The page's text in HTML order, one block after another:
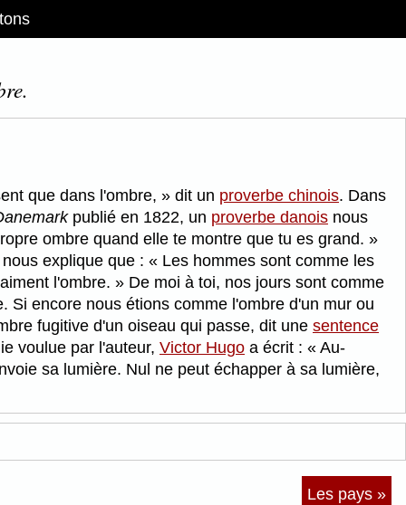
que dans l'ombre, dit un proverbe chinois. Dans
publié en 1822, un proverbe danois nous
ombre quand elle te montre que tu es grand.
explique que :
Les hommes sont comme les
l'ombre.
De moi à toi, nos jours sont comme
Si encore nous étions comme l'ombre d'un mur ou
fugitive d'un oiseau qui passe, dit une sentence
voulue par l'auteur, Victor Hugo a écrit :
Au-
sa lumière. Nul ne peut échapper à sa lumière,
Les pays »